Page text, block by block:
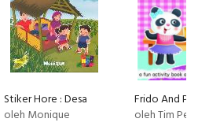
Stiker Hore : Desa
oleh Monique
oleh Tim Pelangi